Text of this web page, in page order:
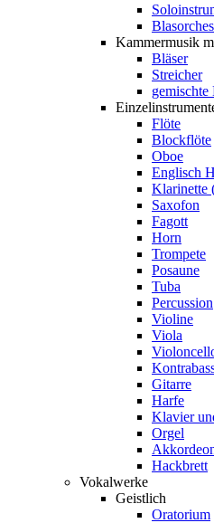
Kammermusik
Bläser
Streicher
gemischte
Flöte
Blockflöte
Oboe
Englisch
Klarinette
Saxofon
Fagott
Horn
Trompete
Posaune
Tuba
Percussion
Violine
Viola
Gitarre
Harfe
Klavier
Orgel
Hackbrett
Vokalwerke
Geistlich
Oratorium